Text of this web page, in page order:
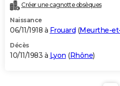
Créer une cagnotte obsèques
Naissance
06/11/1918 à Frouard (Meurthe-
Décès
10/11/1983 à Lyon (Rhône)